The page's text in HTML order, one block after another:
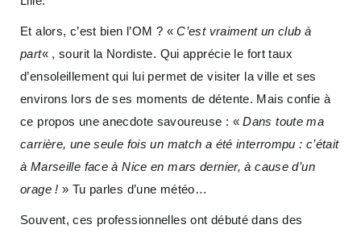
Et alors, c’est bien l’OM ? «C’est vraiment un club à
part« , sourit la Nordiste. Qui apprécie le fort taux
d’ensoleillement qui lui permet de visiter la ville et ses
environs lors de ses moments de détente. Mais confie à
ce propos une anecdote savoureuse : «Dans toute ma
carrière, une seule fois un match a été interrompu : c’était
à Marseille face à Nice en mars dernier, à cause d’un
orage ! » Tu parles d’une météo…
Souvent, ces professionnelles ont débuté dans des